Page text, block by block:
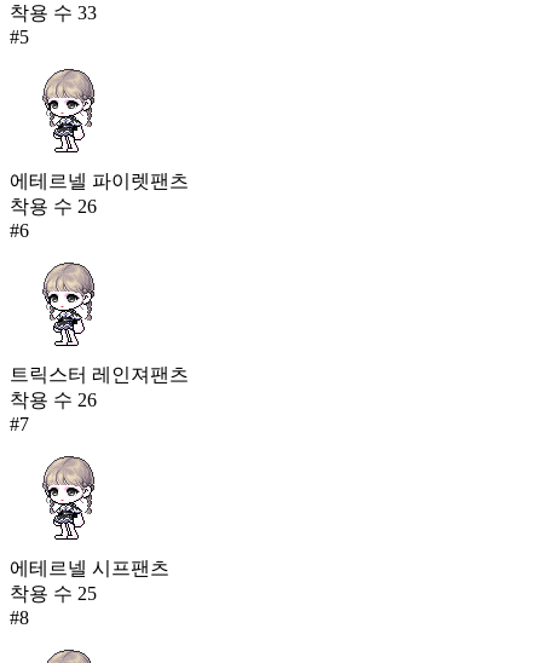
착용 수 33
#5
에테르넬 파이렛팬츠
착용 수 26
#6
트릭스터 레인져팬츠
착용 수 26
#7
에테르넬 시프팬츠
착용 수 25
#8